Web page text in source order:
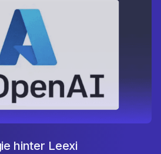
hinter Leexi